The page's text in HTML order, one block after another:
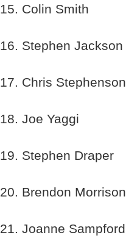
15. Colin Smith
16. Stephen Jackson
17. Chris Stephenson
18. Joe Yaggi
19. Stephen Draper
20. Brendon Morrison
21. Joanne Sampford